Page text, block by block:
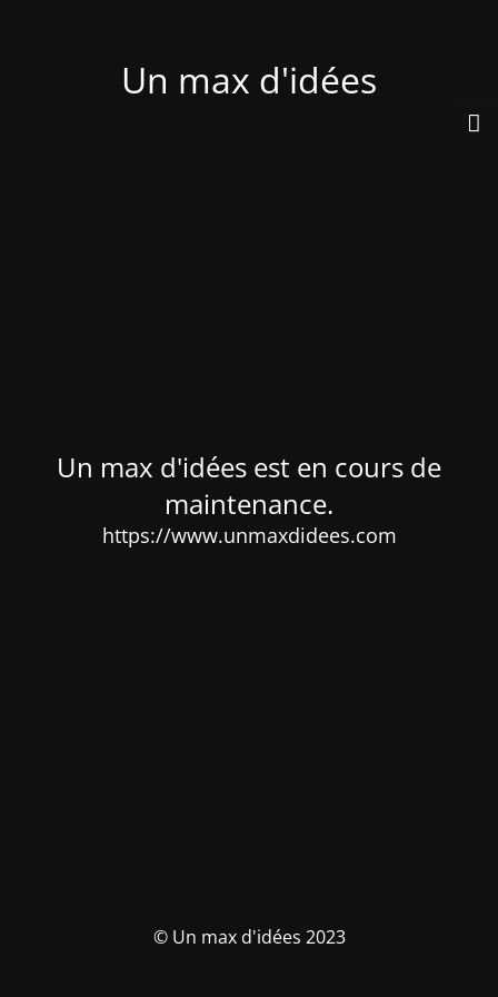
Un max d'idées
Un max d'idées est en cours de
maintenance.
https://www.unmaxdidees.com
© Un max d'idées 2023